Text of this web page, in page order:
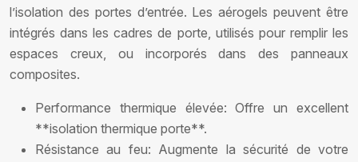
l’isolation des portes d’entrée. Les aérogels peuvent être
intégrés dans les cadres de porte, utilisés pour remplir les
espaces creux, ou incorporés dans des panneaux
composites.
Performance thermique élevée: Offre un excellent
**isolation thermique porte**.
Résistance au feu: Augmente la sécurité de votre